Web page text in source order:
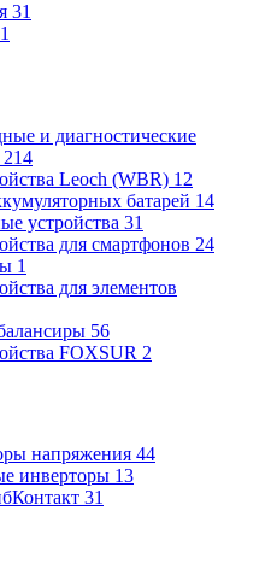
31
и диагностические
214
Leoch (WBR) 12
батарей 14
устройства 31
для смартфонов 24
1
для элементов
56
FOXSUR 2
напряжения 44
инверторы 13
31